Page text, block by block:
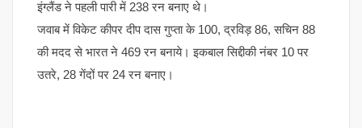
इंग्लैंड ने पहली पारी में 238 रन बनाए थे।
जवाब में विकेट कीपर दीप दास गुप्ता के 100, द्रविड़ 86, सचिन 88
की मदद से भारत ने 469 रन बनाये। इकबाल सिद्दीकी नंबर 10 पर
उतरे, 28 गेंदों पर 24 रन बनाए।